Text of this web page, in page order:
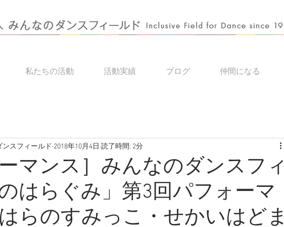
私たちの活動 活動実績 ブログ 仲間になる
マンス］みんなのダンスフィ
はらぐみ」第3回パフォーマ
らのすみっこ・せかいはどま
ンスフィールド 2018年10月4日 読了時間: 2分